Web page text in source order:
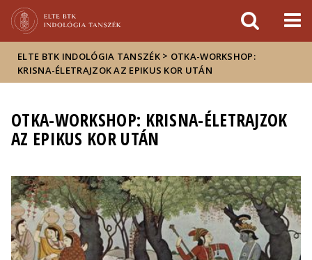
sajtóban
ELTE BTK INDOLÓGIA TANSZÉK > OTKA-WORKSHOP:
KRISNA-ÉLETRAJZOK AZ EPIKUS KOR UTÁN
OTKA-WORKSHOP: KRISNA-ÉLETRAJZOK
AZ EPIKUS KOR UTÁN